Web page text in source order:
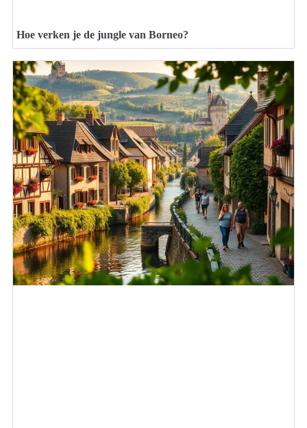
Hoe verken je de jungle van Borneo?